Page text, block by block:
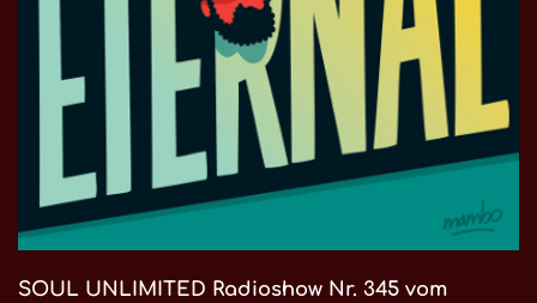
SOUL UNLIMITED Radioshow Nr. 345 vom